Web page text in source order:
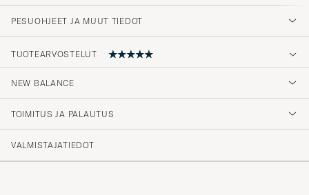
PESUOHJEET JA MUUT TIEDOT
TUOTEARVOSTELUT
Klar favorit bland sneakers.
PETER J OSTETTU OSOITTEESSA CAREOFCARL.SE
NEW BALANCE
TOIMITUS JA PALAUTUS
VALMISTAJATIEDOT